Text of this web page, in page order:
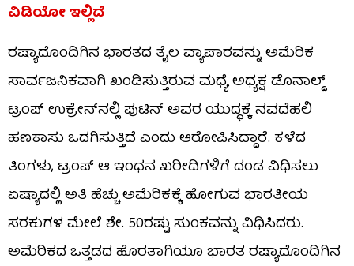
ವಿಡಿಯೋ ಇಲ್ಲಿದೆ
ರಷ್ಯಾದೊಂದಿಗಿನ ಭಾರತದ ತೈಲ ವ್ಯಾಪಾರವನ್ನು ಅಮೆರಿಕ
ಸಾರ್ವಜನಿಕವಾಗಿ ಖಂಡಿಸುತ್ತಿರುವ ಮಧ್ಯೆ ಅಧ್ಯಕ್ಷ ಡೊನಾಲ್ಡ್
ಟ್ರಂಪ್ ಉಕ್ರೇನ್‌ನಲ್ಲಿ ಪುಟಿನ್ ಅವರ ಯುದ್ಧಕ್ಕೆ ನವದೆಹಲಿ
ಹಣಕಾಸು ಒದಗಿಸುತ್ತಿದೆ ಎಂದು ಆರೋಪಿಸಿದ್ದಾರೆ. ಕಳೆದ
ತಿಂಗಳು, ಟ್ರಂಪ್ ಆ ಇಂಧನ ಖರೀದಿಗಳಿಗೆ ದಂಡ ವಿಧಿಸಲು
ಏಷ್ಯಾದಲ್ಲಿ ಅತಿ ಹೆಚ್ಚು ಅಮೆರಿಕಕ್ಕೆ ಹೋಗುವ ಭಾರತೀಯ
ಸರಕುಗಳ ಮೇಲೆ ಶೇ. 50ರಷ್ಟು ಸುಂಕವನ್ನು ವಿಧಿಸಿದರು.
ಅಮೆರಿಕದ ಒತ್ತಡದ ಹೊರತಾಗಿಯೂ ಭಾರತ ರಷ್ಯಾದೊಂದಿಗಿನ